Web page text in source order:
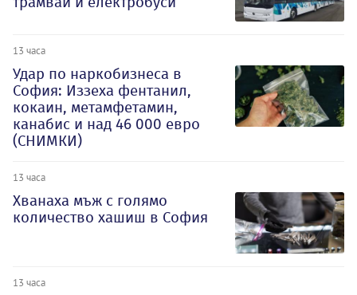
13 часа
Удар по наркобизнеса в
София: Иззеха фентанил,
кокаин, метамфетамин,
канабис и над 46 000 евро
(СНИМКИ)
13 часа
Хванаха мъж с голямо
количество хашиш в София
13 часа